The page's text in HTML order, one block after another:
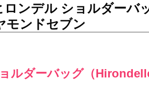
ロンデル ショルダーバ
モンドセブン
ルダーバッグ（